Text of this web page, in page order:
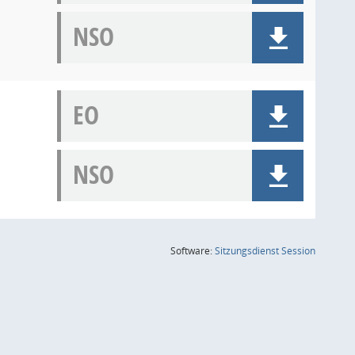
NSO
EO
NSO
Software:SitzungsdienstSession(Wird in